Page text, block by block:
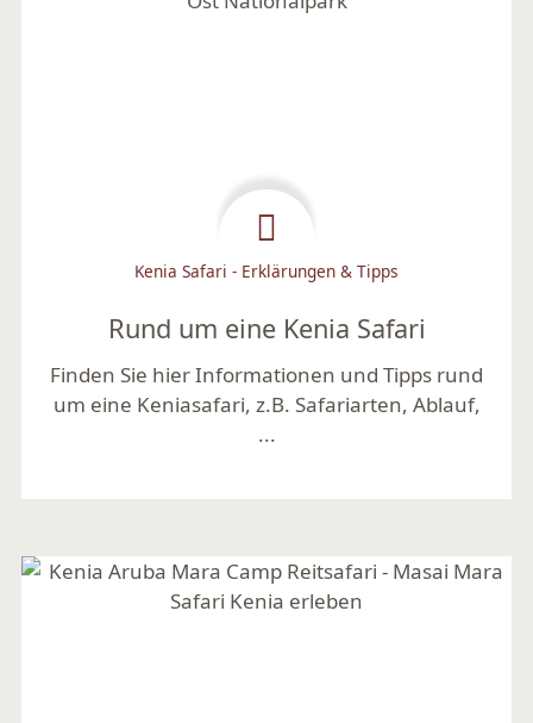
Kenia Safari - Erklärungen & Tipps
Rund um eine Kenia Safari
Finden Sie hier Informationen und Tipps rund
um eine Keniasafari, z.B. Safariarten, Ablauf,
...